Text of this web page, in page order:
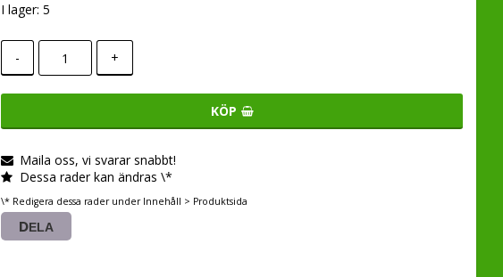
I lager: 5
- +
KÖP
Maila oss, vi svarar snabbt!
Dessa rader kan ändras \*
\* Redigera dessa rader under Innehåll > Produktsida
DELA